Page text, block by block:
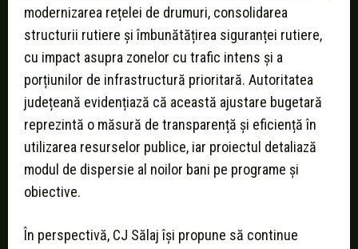
modernizarea rețelei de drumuri, consolidarea
structurii rutiere și îmbunătățirea siguranței rutiere,
cu impact asupra zonelor cu trafic intens și a
porțiunilor de infrastructură prioritară. Autoritatea
județeană evidențiază că această ajustare bugetară
reprezintă o măsură de transparență și eficiență în
utilizarea resurselor publice, iar proiectul detaliază
modul de dispersie al noilor bani pe programe și
obiective.
În perspectivă, CJ Sălaj își propune să continue